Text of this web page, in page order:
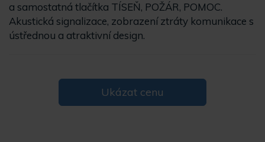
a samostatná tlačítka TÍSEŇ, POŽÁR, POMOC.
Akustická signalizace, zobrazení ztráty komunikace s
ústřednou a atraktivní design.
Ukázat cenu